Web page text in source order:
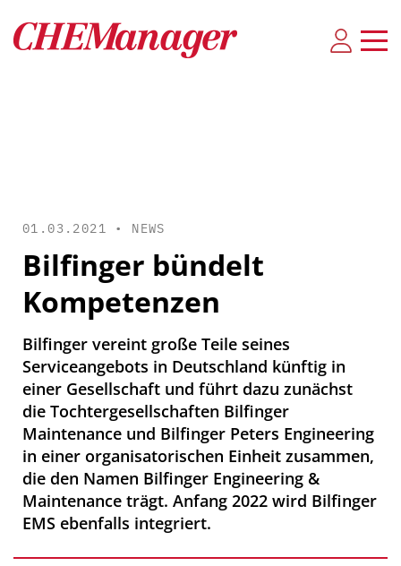
01.03.2021 • NEWS
Bilfinger bündelt
Kompetenzen
Bilfinger vereint große Teile seines
Serviceangebots in Deutschland künftig in
einer Gesellschaft und führt dazu zunächst
die Tochtergesellschaften Bilfinger
Maintenance und Bilfinger Peters Engineering
in einer organisatorischen Einheit zusammen,
die den Namen Bilfinger Engineering &
Maintenance trägt. Anfang 2022 wird Bilfinger
EMS ebenfalls integriert.